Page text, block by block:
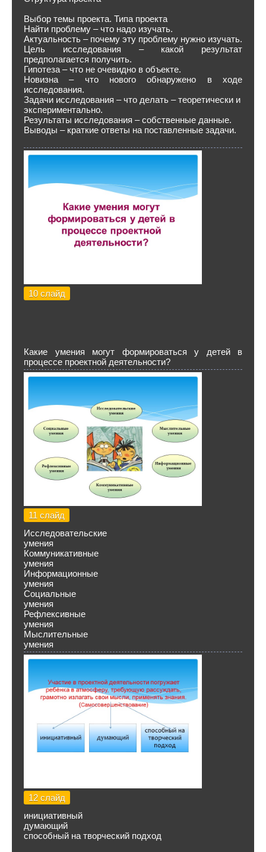
Выбор темы проекта. Типа проекта
Найти проблему – что надо изучать.
Актуальность – почему эту проблему нужно изучать.
Цель исследования – какой результат
предполагается получить.
Гипотеза – что не очевидно в объекте.
Новизна – что нового обнаружено в ходе
исследования.
Задачи исследования – что делать – теоретически и
экспериментально.
Результаты исследования – собственные данные.
Выводы – краткие ответы на поставленные задачи.
10 слайд
Какие умения могут формироваться у детей в
процессе проектной деятельности?
11 слайд
Исследовательские
умения
Коммуникативные
умения
Информационные
умения
Социальные
умения
Рефлексивные
умения
Мыслительные
умения
12 слайд
инициативный
думающий
способный на творческий подход